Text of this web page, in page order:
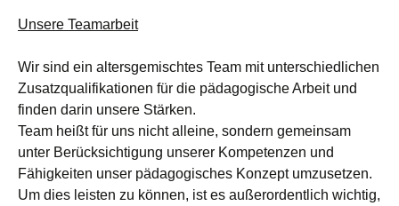
Unsere Teamarbeit
Wir sind ein altersgemischtes Team mit unterschiedlichen
Zusatzqualifikationen für die pädagogische Arbeit und
finden darin unsere Stärken.
Team heißt für uns nicht alleine, sondern gemeinsam
unter Berücksichtigung unserer Kompetenzen und
Fähigkeiten unser pädagogisches Konzept umzusetzen.
Um dies leisten zu können, ist es außerordentlich wichtig,